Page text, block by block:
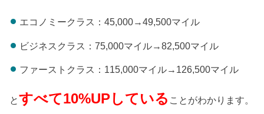
エコノミークラス：45,000→49,500マイル
ビジネスクラス：75,000マイル→82,500マイル
ファーストクラス：115,000マイル→126,500マイル
とすべて10%UPしている ことがわかります。